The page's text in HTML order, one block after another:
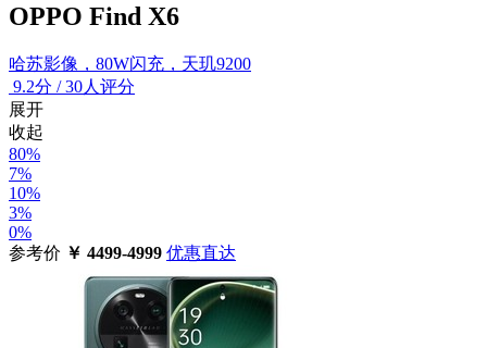
OPPO Find X6
哈苏影像，80W闪充，天玑9200
9.2分 /30人评分
展开
收起
80%
7%
10%
3%
0%
参考价 ￥ 4499-4999 优惠直达